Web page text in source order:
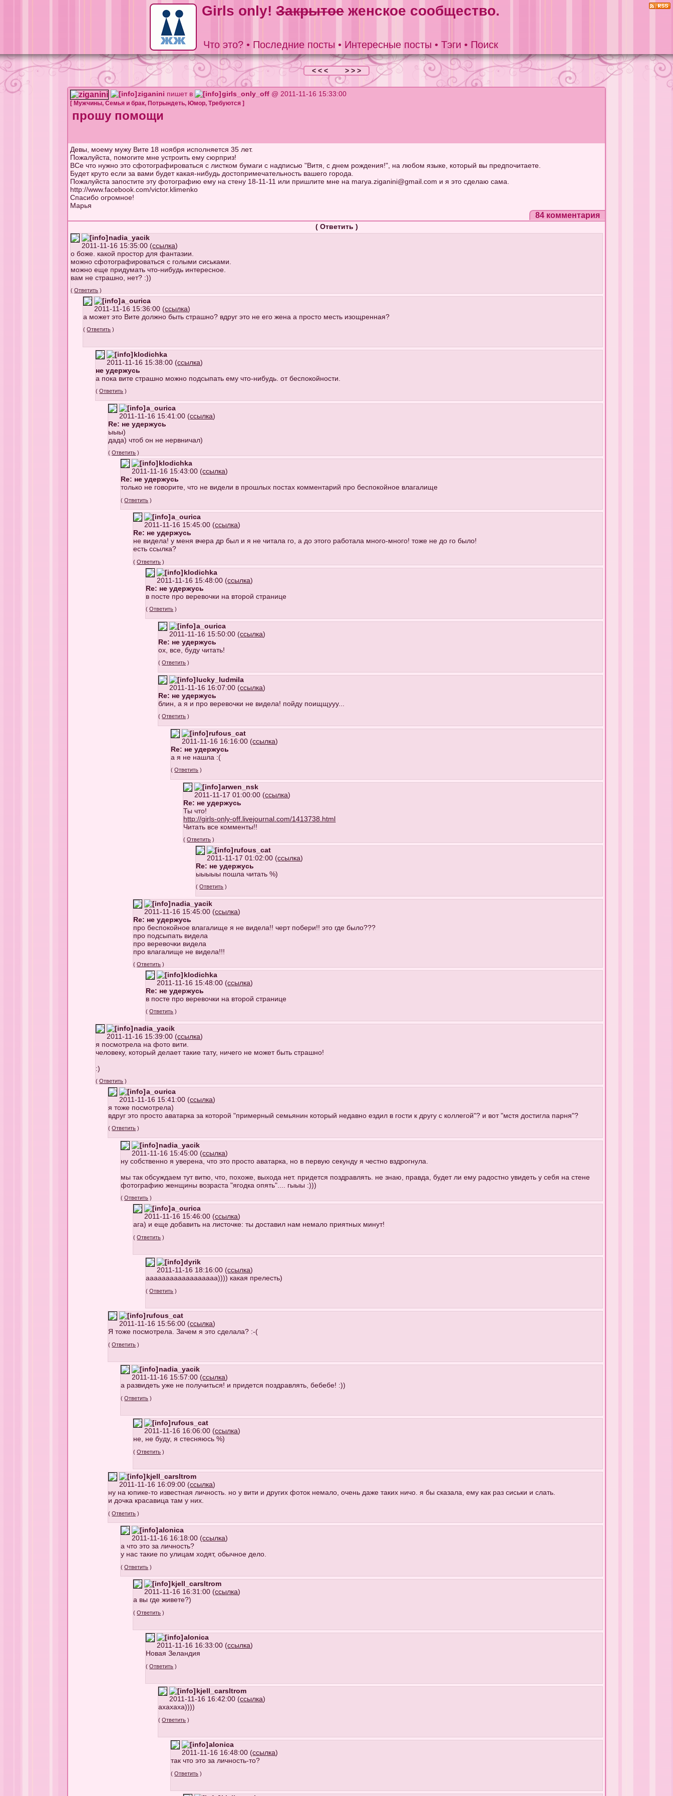
Girls only! Закрытое женское сообщество.
Что это? • Последние посты • Интересные посты • Тэги • Поиск
< < < > > >
ziganini пишет в girls_only_off @ 2011-11-16 15:33:00
[ Мужчины,Семья и брак, Потрындеть, Юмор,Требуются ]
прошу помощи
Девы, моему мужу Вите 18 ноября исполняется 35 лет.
Пожалуйста, помогите мне устроить ему сюрприз!
ВСе что нужно это сфотографироваться с листком бумаги с надписью "Витя, с днем рождения!", на любом языке, который вы предпочитаете.
Будет круто если за вами будет какая-нибудь достопримечательность вашего города.
Пожалуйста запостите эту фотографию ему на стену 18-11-11 или пришлите мне на marya.ziganini@gmail.com и я это сделаю сама.
http://www.facebook.com/victor.klimenko
Спасибо огромное!
Марья
84 комментария
( Ответить )
nadia_yacik
2011-11-16 15:35:00 (ссылка)
о боже. какой простор для фантазии.
можно сфотографироваться с голыми сиськами.
можно еще придумать что-нибудь интересное.
вам не страшно, нет? :))
(Ответить )
a_ourica
2011-11-16 15:36:00 (ссылка)
а может это Вите должно быть страшно? вдруг это не его жена а просто месть изощренная?
(Ответить )
klodichka
2011-11-16 15:38:00 (ссылка)
не удержусь
а пока вите страшно можно подсыпать ему что-нибудь. от беспокойности.
(Ответить )
a_ourica
2011-11-16 15:41:00 (ссылка)
Re: не удержусь
ыыы)
дада) чтоб он не нервничал)
(Ответить )
klodichka
2011-11-16 15:43:00 (ссылка)
Re: не удержусь
только не говорите, что не видели в прошлых постах комментарий про беспокойное влагалище
(Ответить )
a_ourica
2011-11-16 15:45:00 (ссылка)
Re: не удержусь
не видела! у меня вчера др был и я не читала го, а до этого работала много-много! тоже не до го было!
есть ссылка?
(Ответить )
klodichka
2011-11-16 15:48:00 (ссылка)
Re: не удержусь
в посте про веревочки на второй странице
(Ответить )
a_ourica
2011-11-16 15:50:00 (ссылка)
Re: не удержусь
ох, все, буду читать!
(Ответить )
lucky_ludmila
2011-11-16 16:07:00 (ссылка)
Re: не удержусь
блин, а я и про веревочки не видела! пойду поищщууу...
(Ответить )
rufous_cat
2011-11-16 16:16:00 (ссылка)
Re: не удержусь
а я не нашла :(
(Ответить )
arwen_nsk
2011-11-17 01:00:00 (ссылка)
Re: не удержусь
Ты что!
http://girls-only-off.livejournal.com/1413738.html
Читать все комменты!!
(Ответить )
rufous_cat
2011-11-17 01:02:00 (ссылка)
Re: не удержусь
ыыыыы пошла читать %)
(Ответить )
nadia_yacik
2011-11-16 15:45:00 (ссылка)
Re: не удержусь
про беспокойное влагалище я не видела!! черт побери!! это где было???
про подсыпать видела
про веревочки видела
про влагалище не видела!!!
(Ответить )
klodichka
2011-11-16 15:48:00 (ссылка)
Re: не удержусь
в посте про веревочки на второй странице
(Ответить )
nadia_yacik
2011-11-16 15:39:00 (ссылка)
я посмотрела на фото вити.
человеку, который делает такие тату, ничего не может быть страшно!
:)
(Ответить )
a_ourica
2011-11-16 15:41:00 (ссылка)
я тоже посмотрела)
вдруг это просто аватарка за которой "примерный семьянин который недавно ездил в гости к другу с коллегой"? и вот "мстя достигла парня"?
(Ответить )
nadia_yacik
2011-11-16 15:45:00 (ссылка)
ну собственно я уверена, что это просто аватарка, но в первую секунду я честно вздрогнула.
мы так обсуждаем тут витю, что, похоже, выхода нет. придется поздравлять. не знаю, правда, будет ли ему радостно увидеть у себя на стене
фотографию женщины возраста "ягодка опять".... гыыы :)))
(Ответить )
a_ourica
2011-11-16 15:46:00 (ссылка)
ага) и еще добавить на листочке: ты доставил нам немало приятных минут!
(Ответить )
dyrik
2011-11-16 18:16:00 (ссылка)
аааааааааааааааааа)))) какая прелесть)
(Ответить )
rufous_cat
2011-11-16 15:56:00 (ссылка)
Я тоже посмотрела. Зачем я это сделала? :-(
(Ответить )
nadia_yacik
2011-11-16 15:57:00 (ссылка)
а развидеть уже не получиться! и придется поздравлять, бебебе! :))
(Ответить )
rufous_cat
2011-11-16 16:06:00 (ссылка)
не, не буду, я стесняюсь %)
(Ответить )
kjell_carsltrom
2011-11-16 16:09:00 (ссылка)
ну на юпике-то известная личность. но у вити и других фоток немало, очень даже таких ничо. я бы сказала, ему как раз сиськи и слать.
и дочка красавица там у них.
(Ответить )
alonica
2011-11-16 16:18:00 (ссылка)
а что это за личность?
у нас такие по улицам ходят, обычное дело.
(Ответить )
kjell_carsltrom
2011-11-16 16:31:00 (ссылка)
а вы где живете?)
(Ответить )
alonica
2011-11-16 16:33:00 (ссылка)
Новая Зеландия
(Ответить )
kjell_carsltrom
2011-11-16 16:42:00 (ссылка)
ахахаха))))
(Ответить )
alonica
2011-11-16 16:48:00 (ссылка)
так что это за личность-то?
(Ответить )